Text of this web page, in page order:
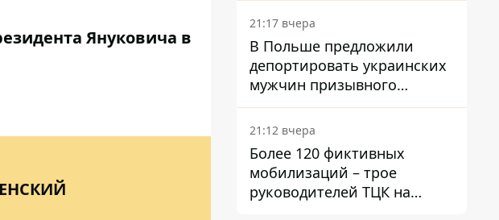
Януковича в
21:17 вчера
В Польше предложили
депортировать украинских
мужчин призывного
возраста - кого это может
затронуть
21:12 вчера
Более 120 фиктивных
мобилизаций – трое
руководителей ТЦК на